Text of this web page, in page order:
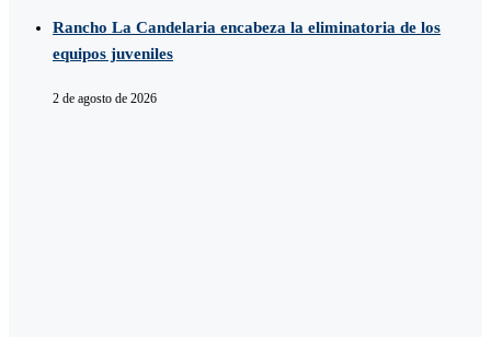
Rancho La Candelaria encabeza la eliminatoria de los
equipos juveniles
2 de agosto de 2026